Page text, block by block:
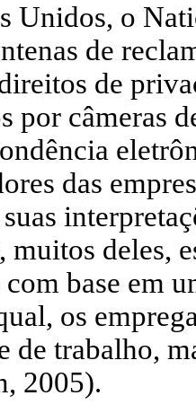
Unidos, o
de
de
por câmeras
das
muitos deles,
base em
os
de trabalho,
2005).